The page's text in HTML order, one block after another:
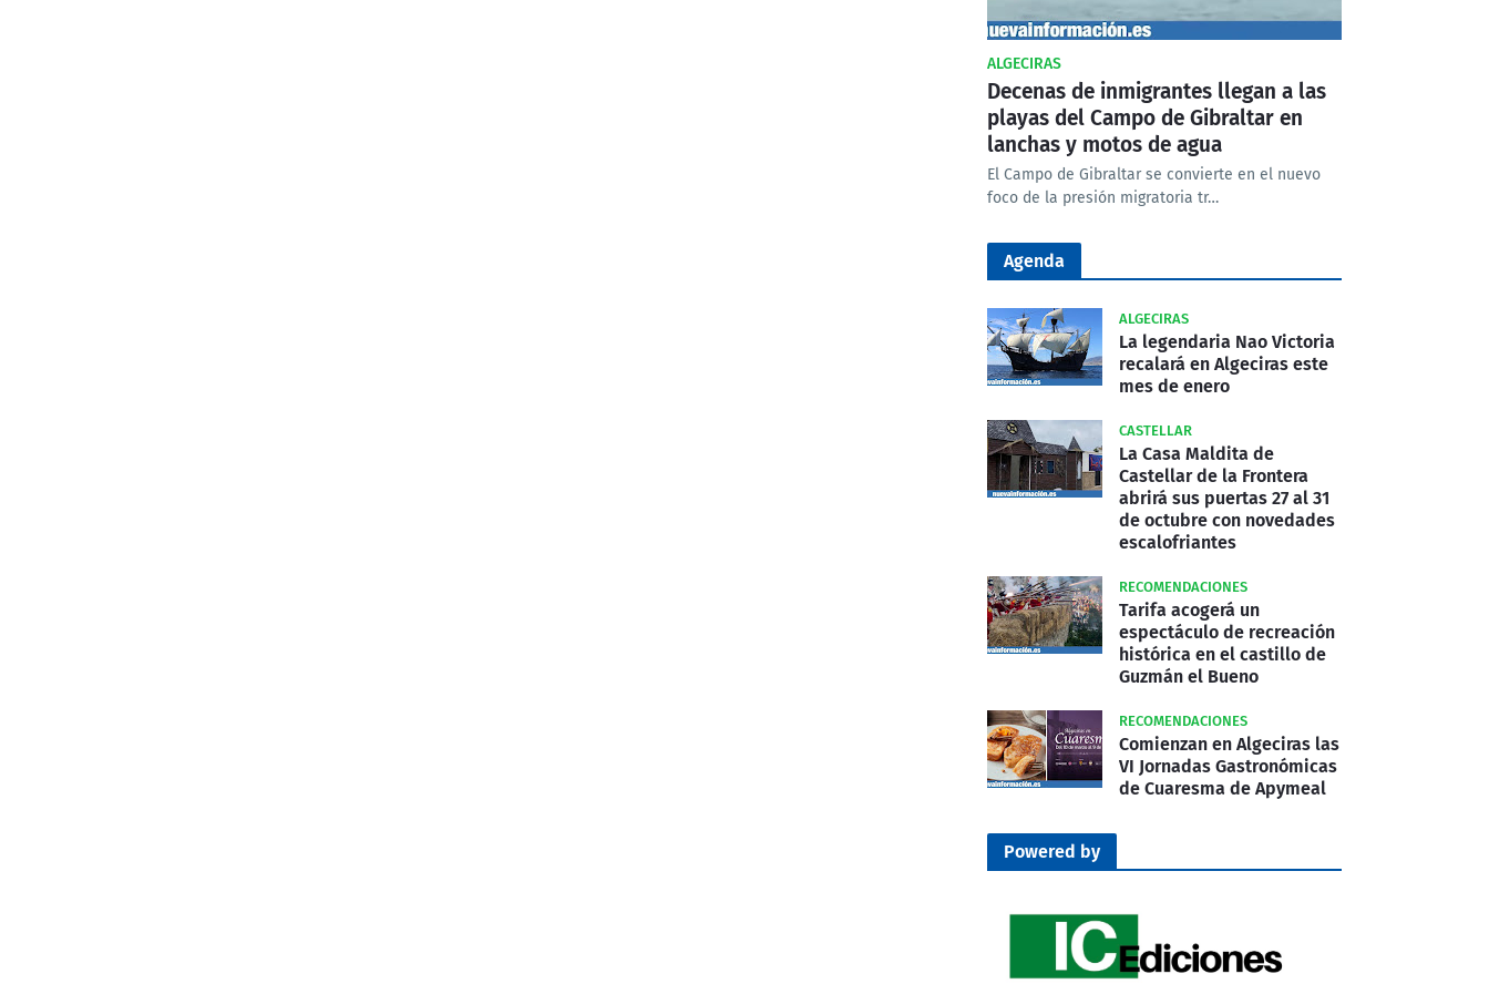
ALGECIRAS
Decenas de inmigrantes llegan a las
playas del Campo de Gibraltar en
lanchas y motos de agua
El Campo de Gibraltar se convierte en el nuevo
foco de la presión migratoria tr…
Agenda
ALGECIRAS
La legendaria Nao Victoria
recalará en Algeciras este
mes de enero
CASTELLAR
La Casa Maldita de
Castellar de la Frontera
abrirá sus puertas 27 al 31
de octubre con novedades
escalofriantes
RECOMENDACIONES
Tarifa acogerá un
espectáculo de recreación
histórica en el castillo de
Guzmán el Bueno
RECOMENDACIONES
Comienzan en Algeciras las
VI Jornadas Gastronómicas
de Cuaresma de Apymeal
Powered by